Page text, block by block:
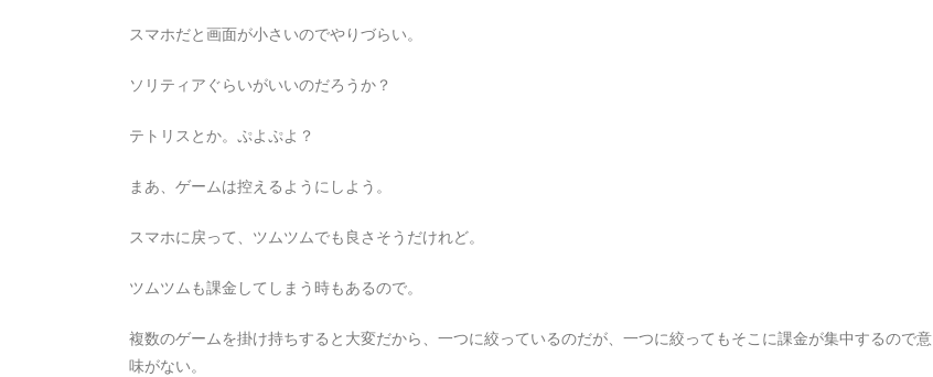
スマホだと画面が小さいのでやりづらい。
ソリティアぐらいがいいのだろうか？
テトリスとか。ぷよぷよ？
まあ、ゲームは控えるようにしよう。
スマホに戻って、ツムツムでも良さそうだけれど。
ツムツムも課金してしまう時もあるので。
複数のゲームを掛け持ちすると大変だから、一つに絞っているのだが、一つに絞ってもそこに課金が集中するので意
味がない。